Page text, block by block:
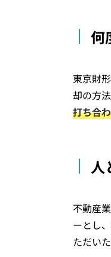
何
東京財
却の方
打ち合
人
不動産
ーとし
ただい